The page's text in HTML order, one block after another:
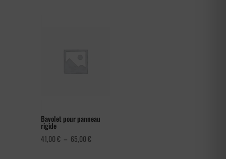
Bavolet pour panneau
rigide
41,00€ – 65,00€Plage